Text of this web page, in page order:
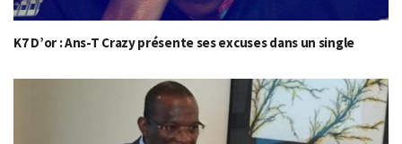
K7 D’or : Ans-T Crazy présente ses excuses dans un single